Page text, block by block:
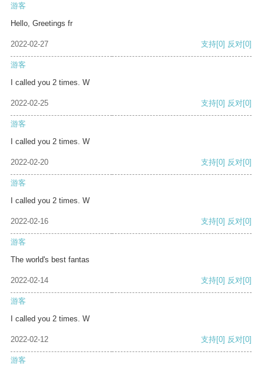
游客
Hello, Greetings fr
2022-02-27 支持[0] 反对[0]
游客
I called you 2 times. W
2022-02-25 支持[0] 反对[0]
游客
I called you 2 times. W
2022-02-20 支持[0] 反对[0]
游客
I called you 2 times. W
2022-02-16 支持[0] 反对[0]
游客
The world's best fantas
2022-02-14 支持[0] 反对[0]
游客
I called you 2 times. W
2022-02-12 支持[0] 反对[0]
游客